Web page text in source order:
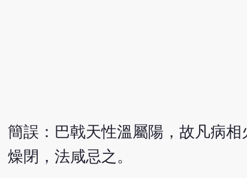
簡誤：巴戟天性溫屬陽，故凡病
燥閉，法咸忌之。